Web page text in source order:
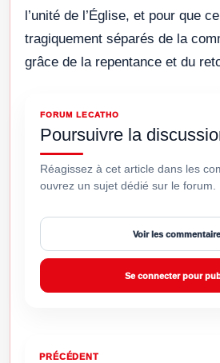
l’unité de l’Église, et pour que
tragiquement séparés de la
grâce de la repentance et du
FORUM LECATHO
Poursuivre la
Réagissez à cet article dans les
ouvrez un sujet dédié sur le forum.
Voir les
Se connecter pour
PRÉCÉDENT